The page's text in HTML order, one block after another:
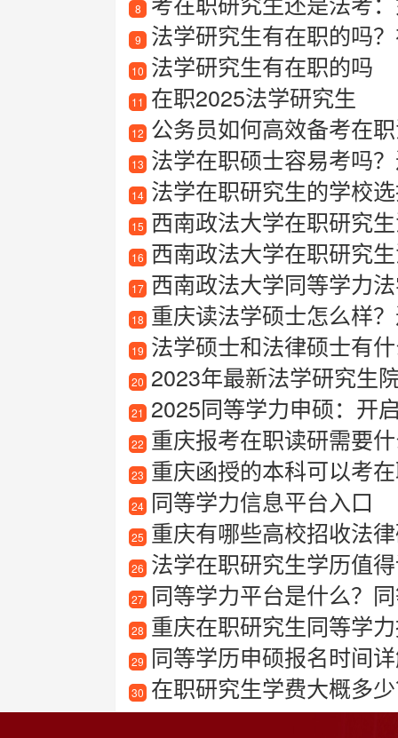
8
9 法学研究生有在职的吗
10 法学研究生有在职的吗
11 在职2025法学研究生
12 公务员如何高效备考在
13 法学在职硕士容易考吗？
14 法学在职研究生的学校
15 西南政法大学在职研究
16 西南政法大学在职研究
17 西南政法大学同等学力
18 重庆读法学硕士怎么样
19 法学硕士和法律硕士有
20 2023年最新法学研究生院校
21 2025同等学力申硕：开
22 重庆报考在职读研需要
23 重庆函授的本科可以考
24 同等学力信息平台入口
25 重庆有哪些高校招收法
26 法学在职研究生学历值得
27 同等学力平台是什么？
28 重庆在职研究生同等学
29 同等学历申硕报名时间
30 在职研究生学费大概多